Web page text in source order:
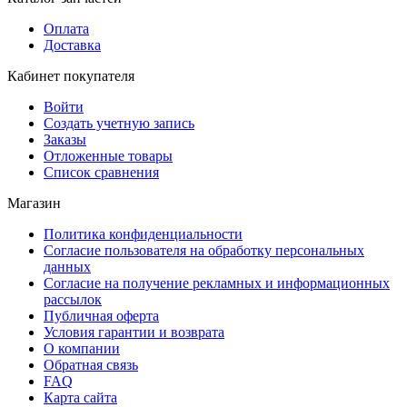
Оплата
Доставка
Кабинет покупателя
Войти
Создать учетную запись
Заказы
Отложенные товары
Список сравнения
Магазин
Политика конфиденциальности
Согласие пользователя на обработку персональных
данных
Согласие на получение рекламных и информационных
рассылок
Публичная оферта
Условия гарантии и возврата
О компании
Обратная связь
FAQ
Карта сайта